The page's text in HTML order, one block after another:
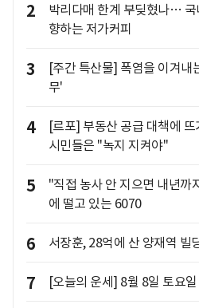
2
박리다매 한계 부딪혔나… 국
향하는 저가커피
3
[주간 특산물] 폭염을 이겨
무'
4
[르포] 부동산 공급 대책에
시민들은 "녹지 지켜야"
5
"직접 농사 안 지으면 내년
에 떨고 있는 6070
6 서장훈, 28억에 산 양재역 빌
7 [오늘의 운세] 8월 8일 토요일